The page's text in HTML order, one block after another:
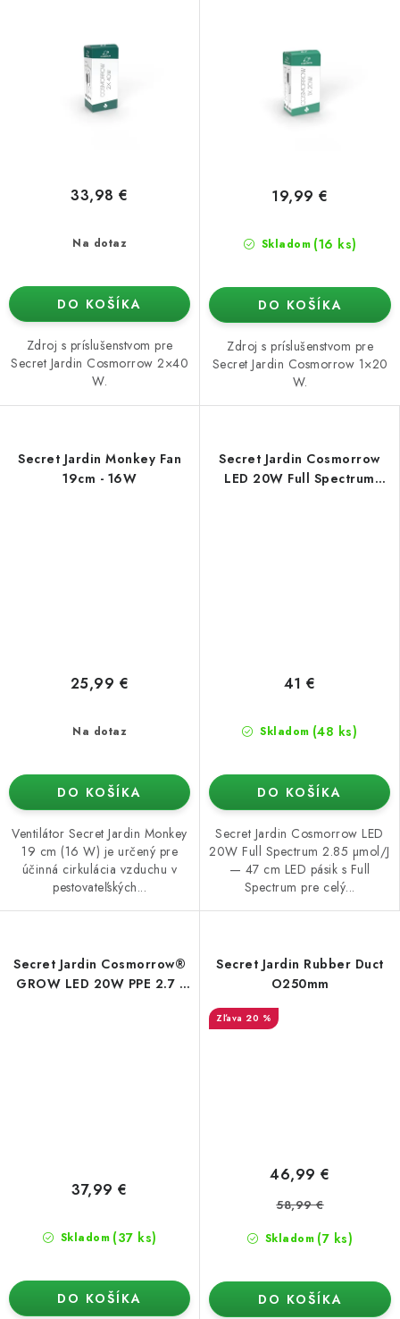
Na dotaz
33,98 €
DO KOŠÍKA
Zdroj s príslušenstvom pre
Secret Jardin Cosmorrow 2×40
W.
Skladom (16 ks)
19,99 €
DO KOŠÍKA
Zdroj s príslušenstvom pre
Secret Jardin Cosmorrow 1×20
W.
Secret Jardin Monkey Fan
19cm - 16W
Na dotaz
25,99 €
DO KOŠÍKA
Ventilátor Secret Jardin Monkey
19 cm (16 W) je určený pre
účinná cirkulácia vzduchu v
pestovateľských...
Secret Jardin Cosmorrow
LED 20W Full Spectrum
Skladom (48 ks)
41 €
DO KOŠÍKA
Secret Jardin Cosmorrow LED
20W Full Spectrum 2.85 µmol/J
— 47 cm LED pásik s Full
Spectrum pre celý...
Secret Jardin Cosmorrow®
GROW LED 20W PPE 2.7 -
Skladom (37 ks)
37,99 €
DO KOŠÍKA
Secret Jardin Rubber Duct
O250mm
20 %
Skladom (7 ks)
46,99 €
58,99 €
DO KOŠÍKA